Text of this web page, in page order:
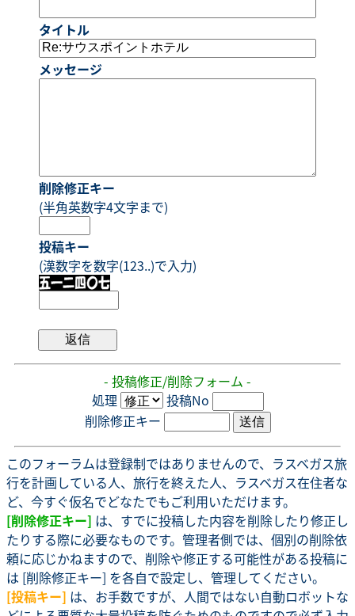
タイトル
メッセージ
削除修正キー
(半角英数字4文字まで)
投稿キー
(漢数字を数字(123..)で入力)
- 投稿修正/削除フォーム -
処理
投稿No
削除修正キー
このフォーラムは登録制ではありませんので、ラスベガス旅
行を計画している人、旅行を終えた人、ラスベガス在住者な
ど、今すぐ仮名でどなたでもご利用いただけます。
[削除修正キー] は、すでに投稿した内容を削除したり修正し
たりする際に必要なものです。管理者側では、個別の削除依
頼に応じかねますので、削除や修正する可能性がある投稿に
は [削除修正キー] を各自で設定し、管理してください。
[投稿キー] は、お手数ですが、人間ではない自動ロボットな